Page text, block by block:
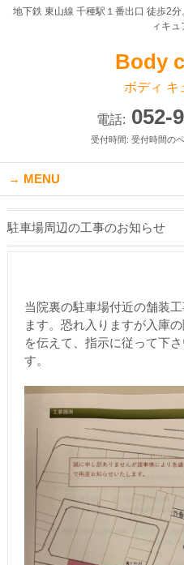
地下鉄 東山線 千種駅１番出口 徒歩2
ィキュ
Body
ボディ キ
電話: 052-
受付時間: 受付時間の
MENU
駐車場周辺の工事のお知らせ
当院裏の駐車場付近の舗装
ます。恐れ入りますが入庫
を伝えて、指示に従って下
す。